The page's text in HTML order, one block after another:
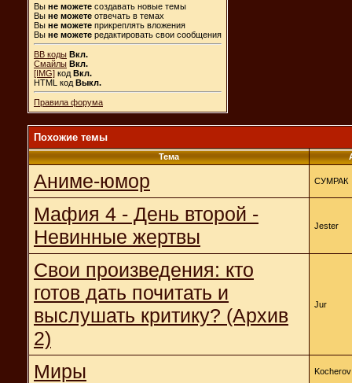
Вы не можете создавать новые темы
Вы не можете отвечать в темах
Вы не можете прикреплять вложения
Вы не можете редактировать свои сообщения
BB коды Вкл.
Смайлы Вкл.
[IMG] код Вкл.
HTML код Выкл.
Правила форума
Похожие темы
Тема
Аниме-юмор СУМРАК
Мафия 4 - День второй -
Невинные жертвы
Jester
Свои произведения: кто
готов дать почитать и
выслушать критику? (Архив
2)
Jur
Миры Kocherov